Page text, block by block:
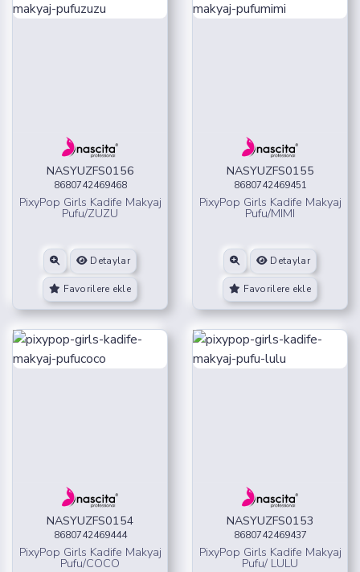
NASYUZFS0156
8680742469468
PixyPop Girls Kadife Makyaj
Pufu/ZUZU
Detaylar
Favorilere ekle
NASYUZFS0155
8680742469451
PixyPop Girls Kadife Makyaj
Pufu/MIMI
Detaylar
Favorilere ekle
NASYUZFS0154
8680742469444
PixyPop Girls Kadife Makyaj
Pufu/COCO
NASYUZFS0153
8680742469437
PixyPop Girls Kadife Makyaj
Pufu/ LULU